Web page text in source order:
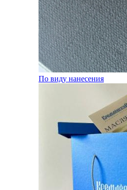
По виду нанесения